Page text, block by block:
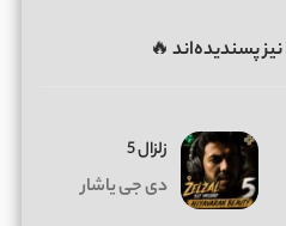
پسندیده‌اند 🔥
زلزال 5
دی جی یاشار